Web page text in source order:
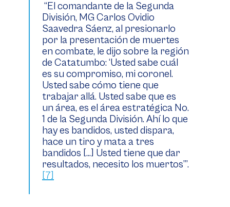
“El comandante de la Segunda
División, MG Carlos Ovidio
Saavedra Sáenz, al presionarlo
por la presentación de muertes
en combate, le dijo sobre la región
de Catatumbo: ‘Usted sabe cuál
es su compromiso, mi coronel.
Usted sabe cómo tiene que
trabajar allá. Usted sabe que es
un área, es el área estratégica No.
1 de la Segunda División. Ahí lo que
hay es bandidos, usted dispara,
hace un tiro y mata a tres
bandidos […] Usted tiene que dar
resultados, necesito los muertos’”.
[7]